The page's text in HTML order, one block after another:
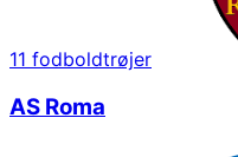
11 fodboldtrøjer
AS Roma